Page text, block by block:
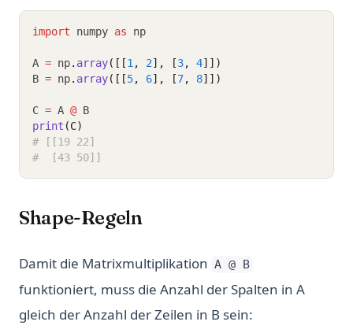
import numpy as np
A = np. array([[1 , 2], [3, 4]])
B = np. array([[5, 6], [7, 8]])
C = A @ B
print (C)
# [[19 22]
#  [43 50]]
Shape-Regeln
Damit die Matrixmultiplikation A @ B
funktioniert, muss die Anzahl der Spalten in A
gleich der Anzahl der Zeilen in B sein: